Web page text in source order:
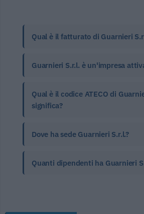
Qual è il fatturato di Guarnieri
Guarnieri S.r.l. è un'impresa
Qual è il codice ATECO di
significa?
Dove ha sede Guarnieri S.r.l.?
Quanti dipendenti ha Guarnieri